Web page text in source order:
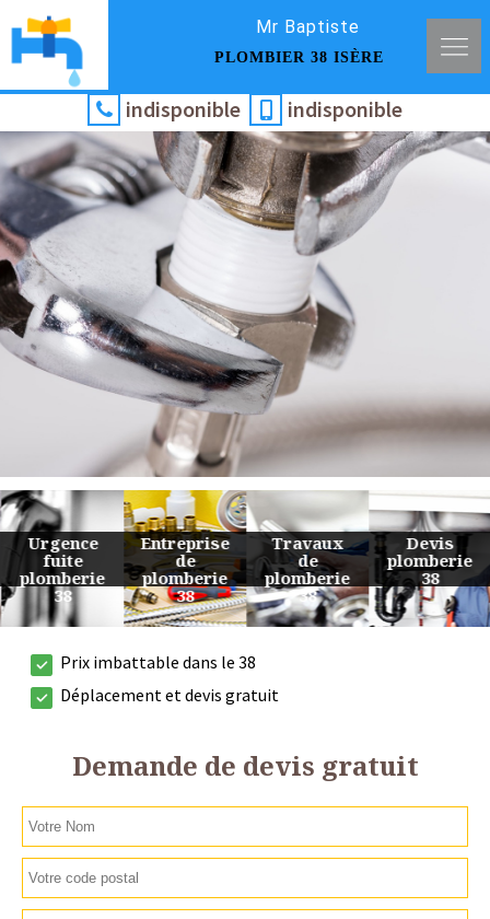
Mr Baptiste
PLOMBIER 38 ISÈRE
indisponible indisponible
Urgence
fuite
plomberie
38
Entreprise
de
plomberie
38
Travaux
de
plomberie
38
Devis
plomberie
38
Prix imbattable dans le 38
Déplacement et devis gratuit
Demande de devis gratuit